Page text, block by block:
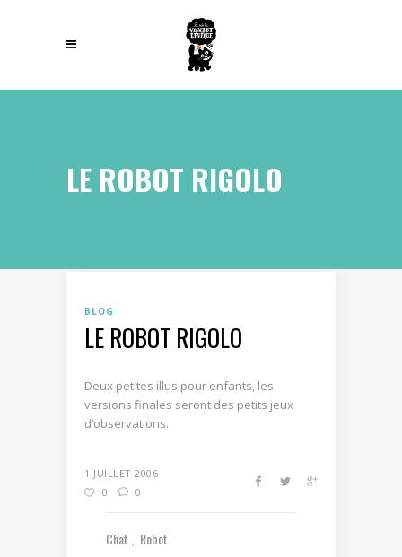
LE ROBOT RIGOLO
BLOG
LE ROBOT RIGOLO
Deux petites illus pour enfants, les
versions finales seront des petits jeux
d’observations.
1 JUILLET 2006
0
0
Chat Robot